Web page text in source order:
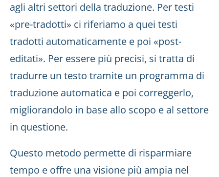
agli altri settori della traduzione. Per testi
«pre-tradotti» ci riferiamo a quei testi
tradotti automaticamente e poi «post-
editati». Per essere più precisi, si tratta di
tradurre un testo tramite un programma di
traduzione automatica e poi correggerlo,
migliorandolo in base allo scopo e al settore
in questione.
Questo metodo permette di risparmiare
tempo e offre una visione più ampia nel